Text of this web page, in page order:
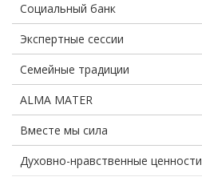
Социальный банк
Экспертные сессии
Семейные традиции
ALMA MATER
Вместе мы сила
Духовно-нравственные ценности